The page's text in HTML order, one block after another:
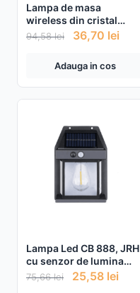
Lampa de masa
wireless din cristal
acrilic cu touch si
incarcare prin USB
94,58lei 36,70 lei
Adauga in cos
Lampa Led CB 888, JRH
cu senzor de lumina
pentru perete putere
75,66lei 25,58 lei